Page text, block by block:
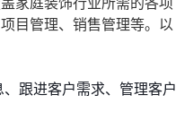
目管理、销售管理等。以
、跟进客户需求、管理客户